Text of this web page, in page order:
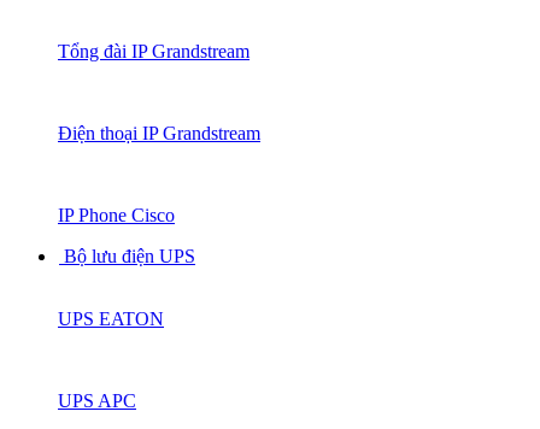
Tổng đài IP Grandstream
Điện thoại IP Grandstream
IP Phone Cisco
Bộ lưu điện UPS
UPS EATON
UPS APC